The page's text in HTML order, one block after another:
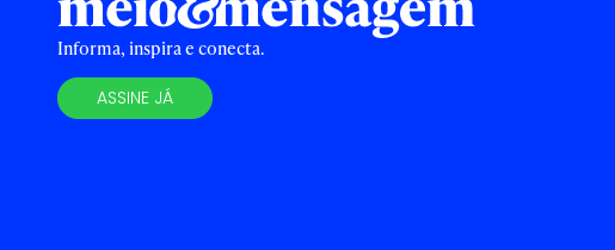
Informa, inspira e conecta.
ASSINE JÁ